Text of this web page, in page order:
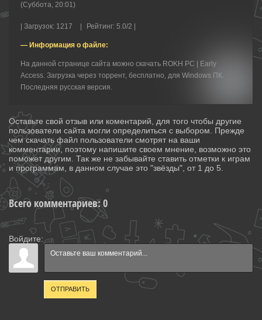
(Суббота, 20:01)
Загрузок: 1217 Рейтинг: 5.0/2 |
— Информация о файле:
На данной странице сайта можно скачать ROKH PC | Early
Access. Загрузка через торрент, бесплатно, для Windows ПК.
Последняя русская версия.
Оставьте свой отзыв или коментарий, для того чтобы другие
пользователи сайта могли определиться с выбором. Прежде
чем скачать файл пользователи смотрят на ваши
комментарии, поэтому напишите своем мнение, возможно это
поможет другим. Так же не забывайте ставить отметки к играм
и программам, в данном случае это "звёзды", от 1 до 5.
Всего комментариев:0
Войдите:
ОТПРАВИТЬ